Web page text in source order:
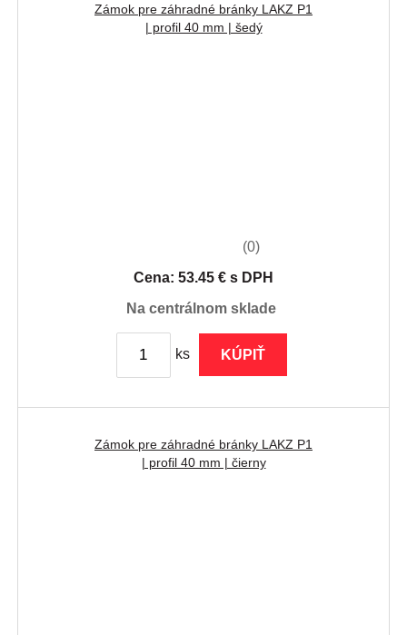
Zámok pre záhradné bránky LAKZ P1
| profil 40 mm | šedý
(0)
Cena: 53.45 € s DPH
na centrálnom sklade
ks KÚPIŤ
Zámok pre záhradné bránky LAKZ P1
| profil 40 mm | čierny